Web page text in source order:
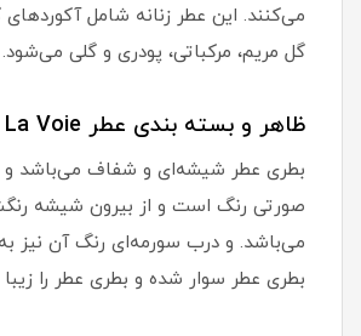
می‌کنند. این عطر زنانه شامل
گل مریم، مرکباتی، پودری و گلی می‌شود.
ظاهر و بسته بندی عطر Alhambra La Voie:
بطری عطر شیشه‌ای و شفاف می‌باشد و
صورتی رنگ است و از بیرون شیشه
می‌باشد. و درب سورمه‌ای رنگ آن نیز
بطری عطر سوار شده و بطری عطر را